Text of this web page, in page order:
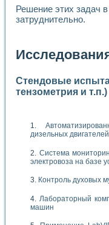
Решение этих задач
затруднительно.
Стендовые
тензометрия и т.п.)
дизельных
Система
электровоза на базе
Контроль духовых
Лабораторный
машин